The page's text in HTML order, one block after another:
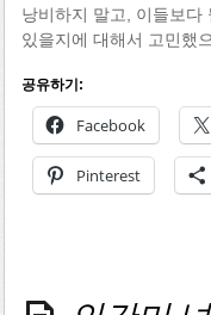
낭비하지 말고, 이들보다
있을지에 대해서 고민했
공유하기:
Facebook
Pinterest